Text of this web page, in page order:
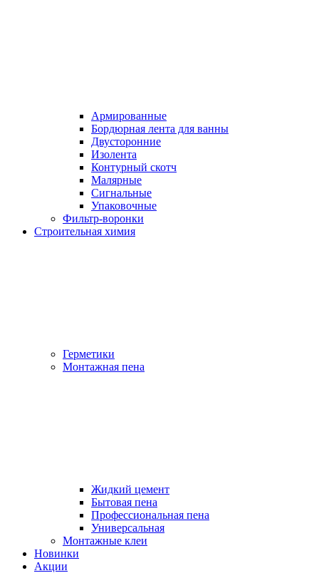
Армированные
Бордюрная лента для ванны
Двусторонние
Изолента
Контурный скотч
Малярные
Сигнальные
Упаковочные
Фильтр-воронки
Строительная химия
Герметики
Монтажная пена
Жидкий цемент
Бытовая пена
Профессиональная пена
Универсальная
Монтажные клеи
Новинки
Акции